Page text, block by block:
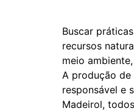
Buscar
recursos
meio
A produção
responsável e
Madeirol,